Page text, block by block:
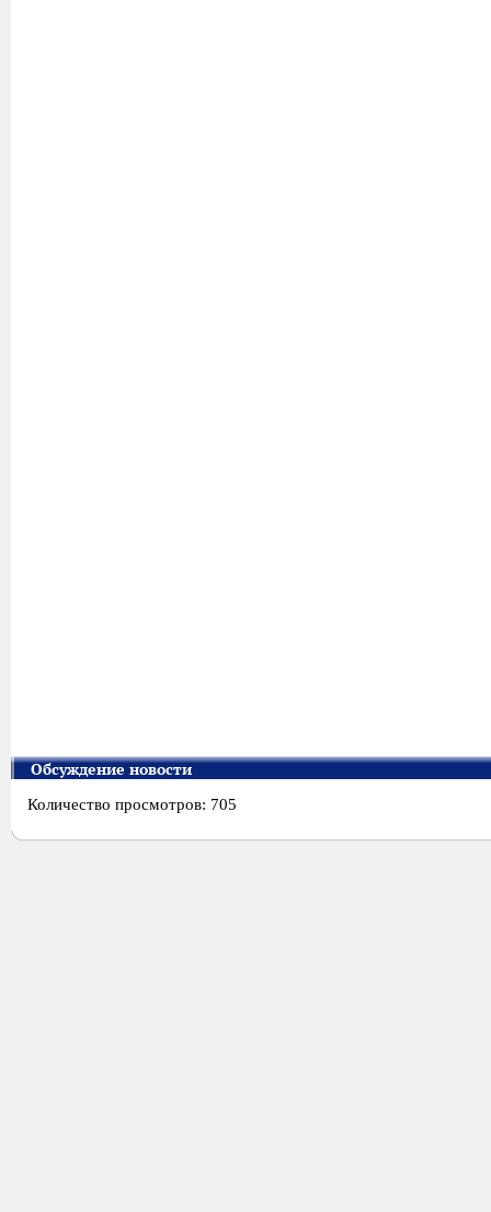
Обсуждение новости
Количество просмотров: 705